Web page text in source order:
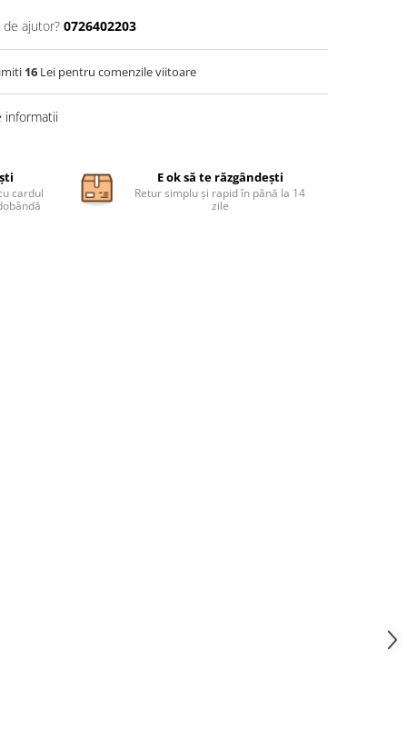
de ajutor? 0726402203
16 Lei pentru comenzile viitoare
informatii
cardul
E ok să te răzgândești
Retur simplu și rapid în până la 14
zile